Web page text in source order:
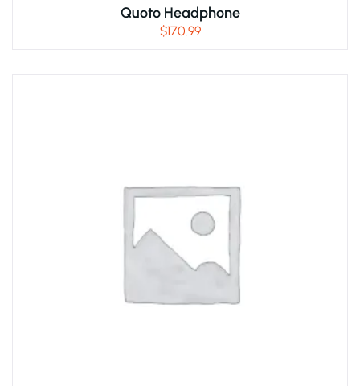
Quoto Headphone
$170.99